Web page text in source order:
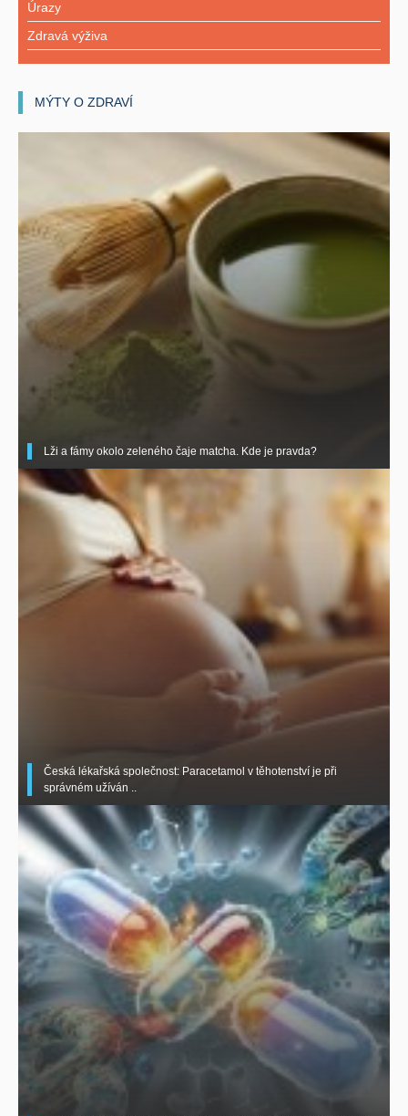
Úrazy
Zdravá výživa
MÝTY O ZDRAVÍ
Lži a fámy okolo zeleného čaje matcha. Kde je pravda?
Česká lékařská společnost: Paracetamol v těhotenství je při
správném užíván ..